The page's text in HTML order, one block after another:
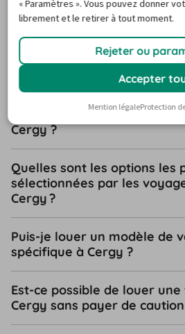
Questions
location de voiture
réserver une voiture de
Cergy ?
Quelles sont les options les
sélectionnées par les
Cergy ?
Puis-je louer un modèle de
spécifique à Cergy ?
Est-ce possible de louer
Cergy sans payer de
« Paramètres ». Vous pouvez donner
librement et le retirer à tout moment.
Rejeter ou
Accepter
Mention légaleProtection